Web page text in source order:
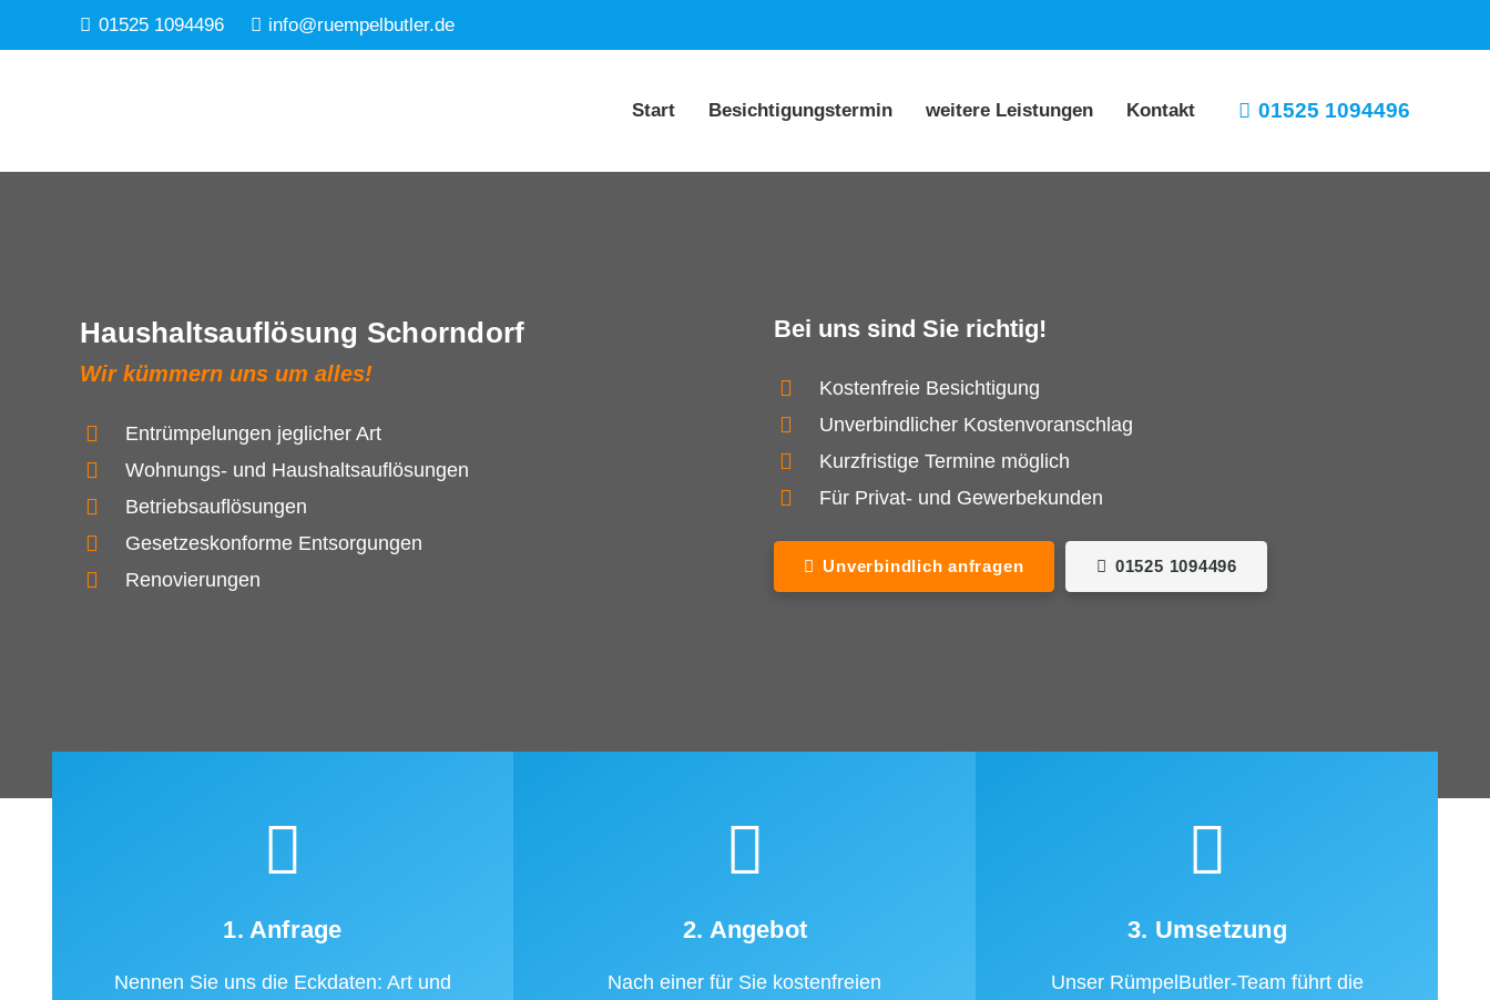
01525 1094496 info@ruempelbutler.de
Start Besichtigungstermin weitere Leistungen Kontakt 01525 1094496
Haushaltsauflösung Schorndorf
Wir kümmern uns um alles!
Entrümpelungen jeglicher Art
Wohnungs- und Haushaltsauflösungen
Betriebsauflösungen
Gesetzeskonforme Entsorgungen
Renovierungen
Bei uns sind Sie richtig!
Kostenfreie Besichtigung
Unverbindlicher Kostenvoranschlag
Kurzfristige Termine möglich
Für Privat- und Gewerbekunden
Unverbindlich anfragen 01525 1094496
1. Anfrage
Nennen Sie uns die Eckdaten: Art und
2. Angebot
Nach einer für Sie kostenfreien
3. Umsetzung
Unser RümpelButler-Team führt die